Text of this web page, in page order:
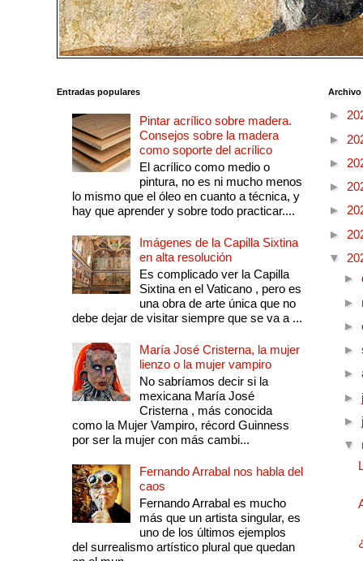
Entradas populares
Pintar acrílico sobre madera.
Consejos sobre la madera
como soporte del acrílico
El acrílico como medio o
pintura, no es ni mucho menos
lo mismo que el óleo en cuanto a técnica, y
hay que aprender y sobre todo practicar....
Imágenes de la Capilla Sixtina
en alta resolución
Es complicado ver la Capilla
Sixtina en el Vaticano , pero es
una obra de arte única que no
debe dejar de visitar siempre que se va a ...
María José Cristerna, la mujer
lienzo o la mujer vampiro
No sabríamos decir si la
mexicana María José
Cristerna , más conocida
como la Mujer Vampiro, récord Guinness
por ser la mujer con más cambi...
Fernando Arrabal nos habla del
caos
Fernando Arrabal es mucho
más que un artista singular, es
uno de los últimos ejemplos
del surrealismo artístico plural que quedan
►
►
►
►
►
►
▼
►
►
►
►
►
►
►
▼